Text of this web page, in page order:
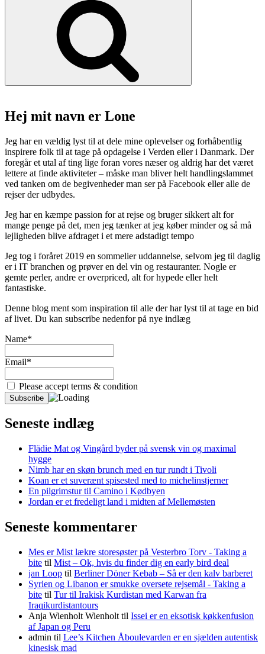
Frederiksberg
Have”
Hej mit navn er Lone
Jeg har en vældig lyst til at dele mine oplevelser og forhåbentlig
inspirere folk til at tage på opdagelse i Verden eller i Danmark. Der
foregår et utal af ting lige foran vores næser og aldrig har det været
lettere at finde aktiviteter – måske man bliver helt handlingslammet
ved tanken om de begivenheder man ser på Facebook eller alle de
rejser der udbydes.
Jeg har en kæmpe passion for at rejse og bruger sikkert alt for
mange penge på det, men jeg tænker at jeg køber minder og så må
lejligheden blive afdraget i et mere adstadigt tempo
Jeg tog i foråret 2019 en sommelier uddannelse, selvom jeg til daglig
er i IT branchen og prøver en del vin og restauranter. Nogle er
gemte perler, andre er overpriced, alt for hypede eller helt
fantastiske.
Denne blog ment som inspiration til alle der har lyst til at tage en bid
af livet. Du kan subscribe nedenfor på nye indlæg
Name*
Email*
Please accept terms & condition
Seneste indlæg
Flädie Mat og Vingård byder på svensk vin og maximal
hygge
Nimb har en skøn brunch med en tur rundt i Tivoli
Koan er et suverænt spisested med to michelinstjerner
En pilgrimstur til Camino i Kødbyen
Jordan er et fredeligt land i midten af Mellemøsten
Seneste kommentarer
Mes er Mist lækre storesøster på Vesterbro Torv - Taking a
bite til Mist – Ok, hvis du finder dig en early bird deal
jan Loop til Berliner Döner Kebab – Så er den kalv barberet
Syrien og Libanon er smukke oversete rejsemål - Taking a
bite til Tur til Irakisk Kurdistan med Karwan fra
Iraqikurdistantours
Anja Wienholt Wienholt til Issei er en eksotisk køkkenfusion
af Japan og Peru
admin til Lee’s Kitchen Åboulevarden er en sjælden autentisk
kinesisk mad